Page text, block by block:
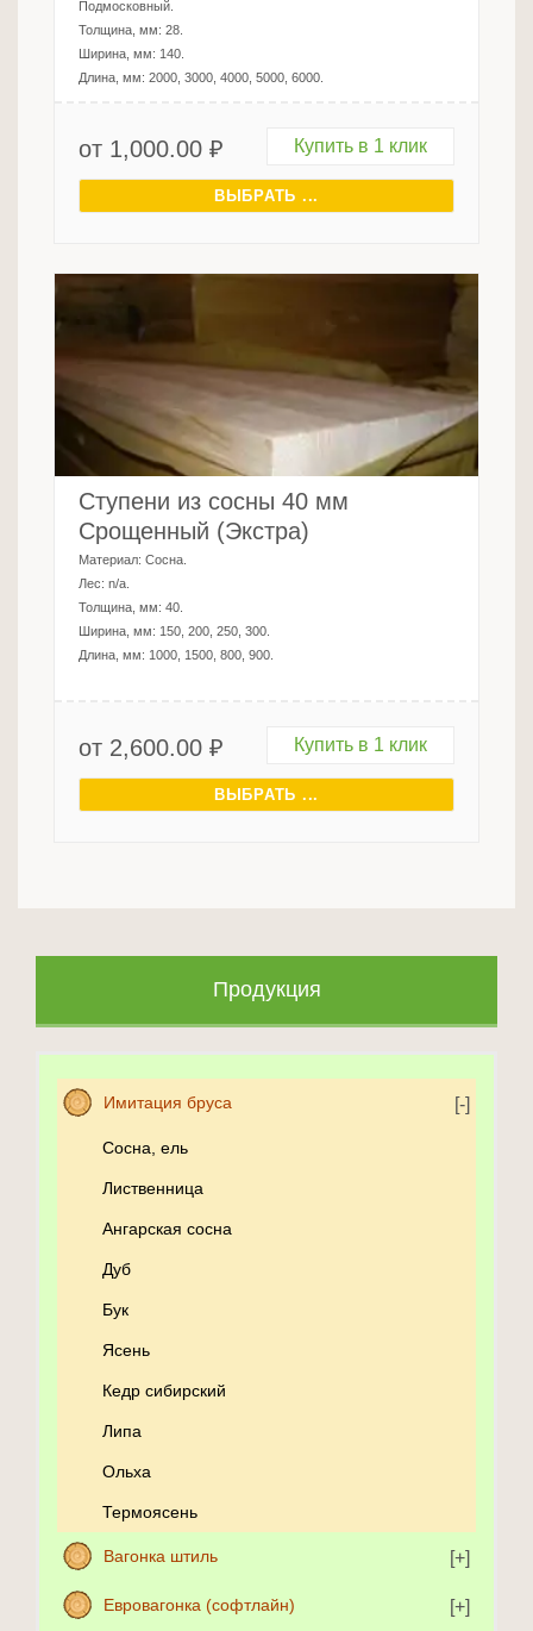
Продукция
Имитация бруса
Сосна, ель
Лиственница
Ангарская сосна
Дуб
Бук
Ясень
Кедр сибирский
Липа
Ольха
Термоясень
Вагонка штиль
Евровагонка (софтлайн)
Подмосковный.
Толщина, мм: 28.
Ширина, мм: 140.
Длина, мм: 2000, 3000, 4000, 5000, 6000.
от 1,000.00 ₽ Купить в 1 клик
ВЫБРАТЬ ...
Ступени из сосны 40 мм
Срощенный (Экстра)
Материал: Сосна.
Лес: n/a.
Толщина, мм: 40.
Ширина, мм: 150, 200, 250, 300.
Длина, мм: 1000, 1500, 800, 900.
от 2,600.00 ₽ Купить в 1 клик
ВЫБРАТЬ ...